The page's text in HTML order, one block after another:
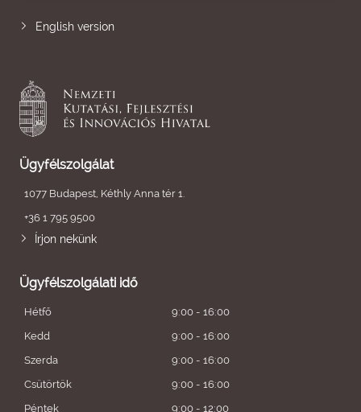
English version
Ügyfélszolgálat
1077 Budapest, Kéthly Anna tér 1.
+36 1 795 9500
Írjon nekünk
Ügyfélszolgálati idő
Hétfő
9:00 - 16:00
Kedd
9:00 - 16:00
Szerda
9:00 - 16:00
Csütörtök
9:00 - 16:00
Péntek
9:00 - 12:00